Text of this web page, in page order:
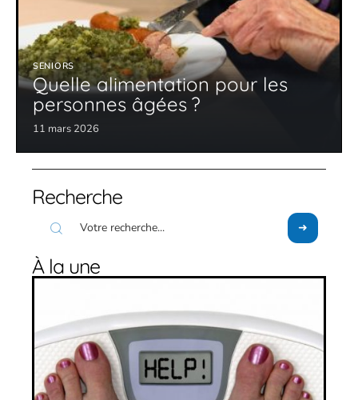
SENIORS
Quelle alimentation pour les
personnes âgées ?
11 mars 2026
Recherche
À la une